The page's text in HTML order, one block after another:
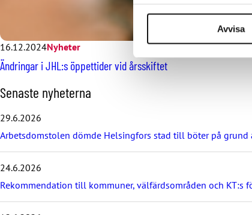
Avvisa
16.12.2024Nyheter
Ändringar i JHL:s öppettider vid årsskiftet
H
o
p
p
a
e
r
Senaste nyheterna
29.6.2026
Arbetsdomstolen dömde Helsingfors stad till böter på
24.6.2026
Rekommendation till kommuner, välfärdsområden och